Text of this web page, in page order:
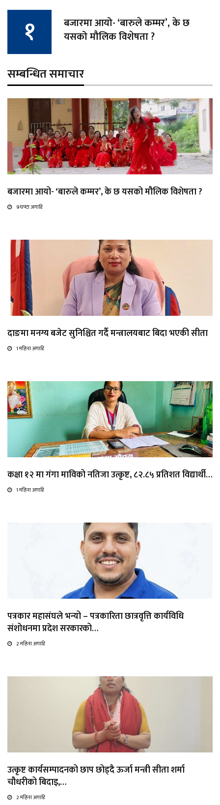
बजारमा आयो- ‘बारुले कम्मर’, के छ
यसको मौलिक विशेषता ?
सम्बन्धित समाचार
बजारमा आयो- ‘बारुले कम्मर’, के छ यसको मौलिक विशेषता ?
9 घण्टा अगाडि
दाङमा मनग्य बजेट सुनिश्चित गर्दै मन्त्रालयबाट बिदा भएकी सीता
1 महिना अगाडि
कक्षा १२ मा गंगा माविको नतिजा उत्कृष्ट, ८२.८५ प्रतिशत विद्यार्थी…
1 महिना अगाडि
पत्रकार महासंघले भन्यो – पत्रकारिता छात्रवृत्ति कार्यविधि
संशोधनमा प्रदेश सरकारको…
2 महिना अगाडि
उत्कृष्ट कार्यसम्पादनको छाप छोड्दै ऊर्जा मन्त्री सीता शर्मा
चौधरीको बिदाइ,…
2 महिना अगाडि